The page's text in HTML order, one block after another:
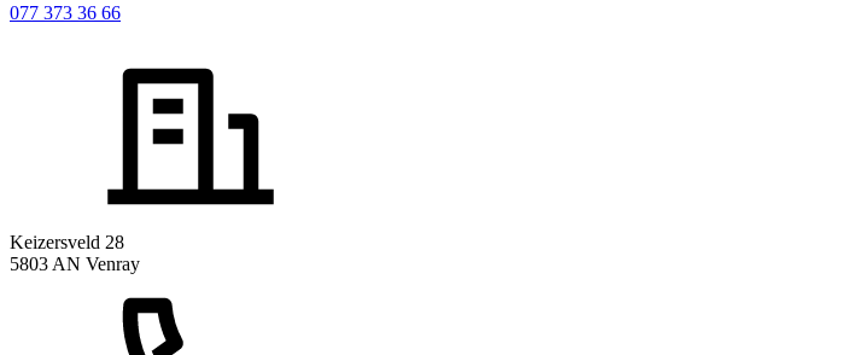
077 373 36 66
Keizersveld 28
5803 AN Venray